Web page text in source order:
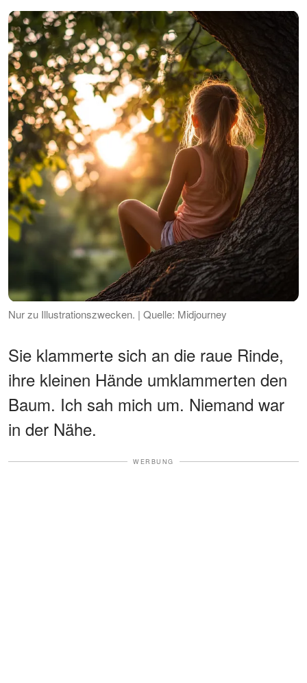
Nur zu Illustrationszwecken. | Quelle: Midjourney
Sie klammerte sich an die raue Rinde,
ihre kleinen Hände umklammerten den
Baum. Ich sah mich um. Niemand war
in der Nähe.
WERBUNG